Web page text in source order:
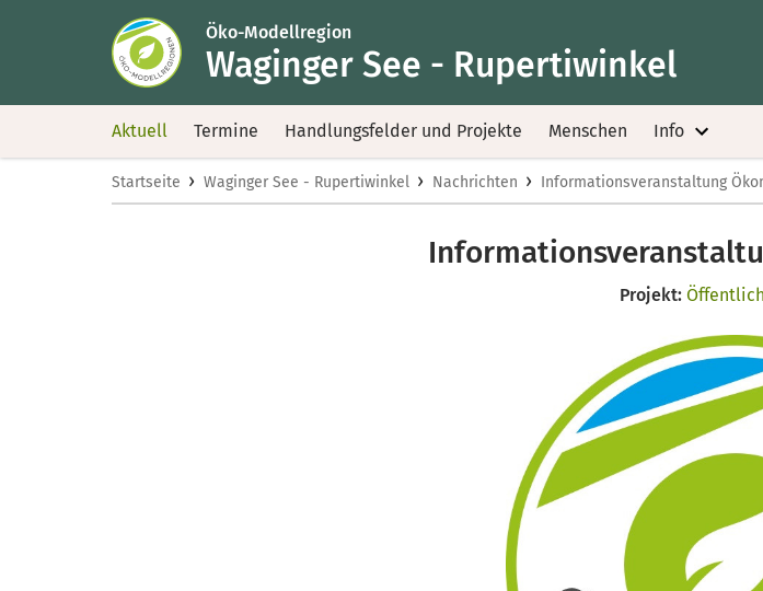
Öko-Modellregion
Waginger See - Rupertiwinkel
Aktuell Termine Handlungsfelder und Projekte Menschen Info
Startseite › Waginger See - Rupertiwinkel › Nachrichten › Informationsveranstaltung
Projekt: